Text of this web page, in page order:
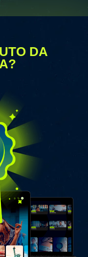
DA